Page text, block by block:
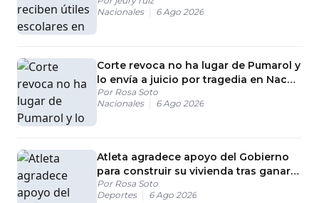
Nacionales
6 Ago 2026
Corte revoca no ha lugar de Pumarol y
lo envía a juicio por tragedia en Naco;
familia Handal reacciona
Por Rosa Soto
Nacionales
6 Ago 2026
Atleta agradece apoyo del Gobierno
para construir su vivienda tras ganar
medalla en JCCSD 2026
Por Rosa Soto
Deportes
6 Ago 2026